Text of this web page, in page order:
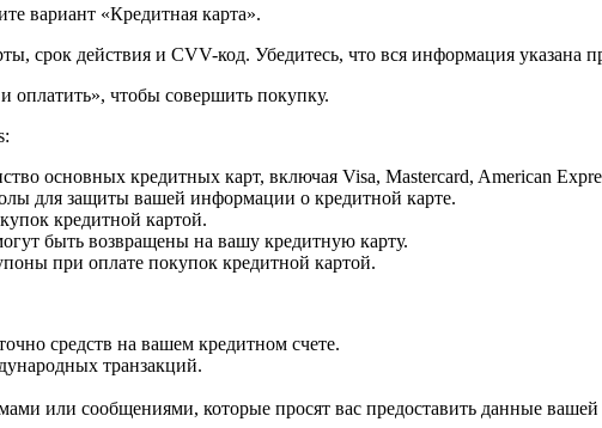
вариант «Кредитная карта».
срок действия и CVV-код. Убедитесь, что вся информация указана
оплатить», чтобы совершить покупку.
основных кредитных карт, включая Visa, Mastercard, American
для защиты вашей информации о кредитной карте.
кредитной картой.
быть возвращены на вашу кредитную карту.
при оплате покупок кредитной картой.
средств на вашем кредитном счете.
транзакций.
или сообщениями, которые просят вас предоставить данные вашей